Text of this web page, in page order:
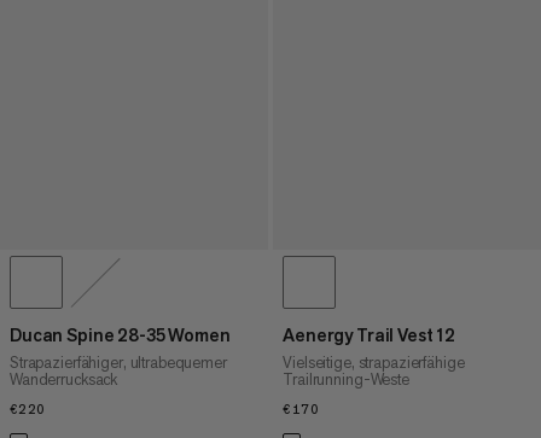
Ducan Spine 28-35 Women
Strapazierfähiger, ultrabequemer
Wanderrucksack
€220
Aenergy Trail Vest 12
Vielseitige, strapazierfähige
Trailrunning-Weste
€170